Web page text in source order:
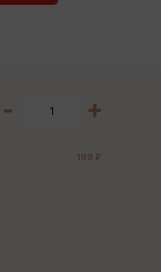
199 ₽